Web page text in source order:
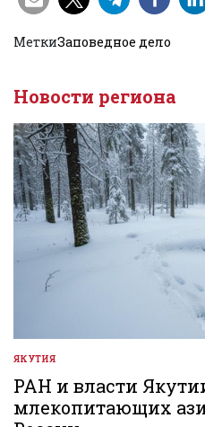
МеткиЗаповедное дело
Новости региона
ОПУБЛИКОВАНО
В
ЯКУТИЯ
РАН и власти
млекопитающих